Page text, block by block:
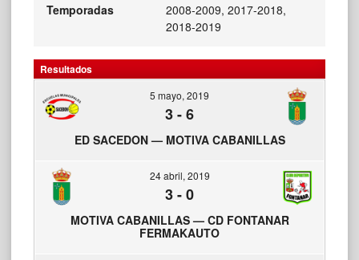
Temporadas
2008-2009, 2017-2018,
2018-2019
Resultados
5 mayo, 2019
3-6
ED SACEDON — MOTIVA CABANILLAS
24 abril, 2019
3-0
MOTIVA CABANILLAS — CD FONTANAR
FERMAKAUTO